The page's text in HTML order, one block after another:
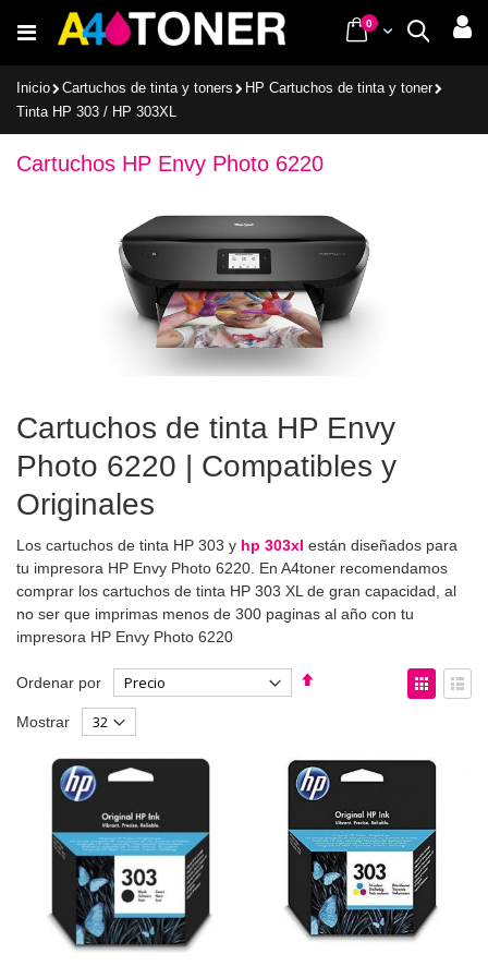
al
Buscar
Cart
0items
Inicio Cartuchos de tinta y toners
HP Cartuchos de tinta y toner
Tinta HP 303 / HP 303XL
Cartuchos HP Envy Photo 6220
Cartuchos de tinta HP Envy
Photo 6220 | Compatibles y
Originales
Los cartuchos de tinta HP 303 y hp 303xl están diseñados para
tu impresora HP Envy Photo 6220. En A4toner recomendamos
comprar los cartuchos de tinta HP 303 XL de gran capacidad, al
no ser que imprimas menos de 300 paginas al año con tu
impresora HP Envy Photo 6220
Ordenar por
Fijar
Ver
como
Mostrar